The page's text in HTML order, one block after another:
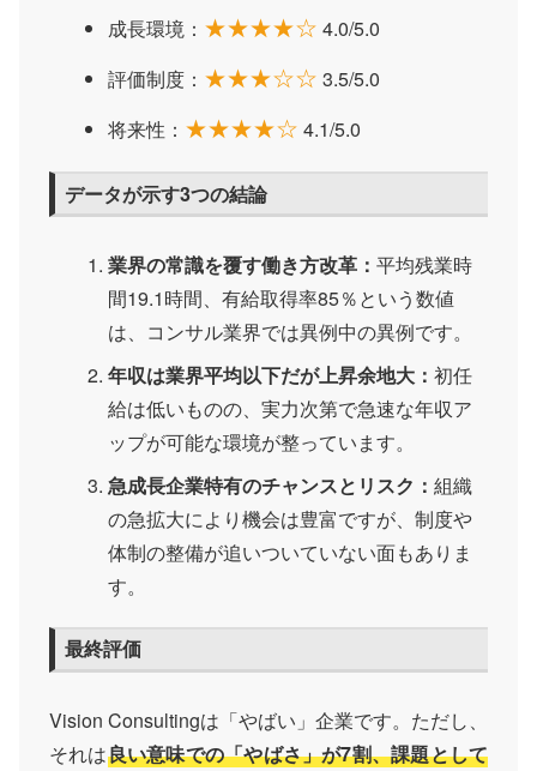
成長環境： ★★★★☆ 4.0/5.0
評価制度： ★★★☆☆ 3.5/5.0
将来性： ★★★★☆ 4.1/5.0
データが示す3つの結論
業界の常識を覆す働き方改革：平均残業時
間19.1時間、有給取得率85％という数値
は、コンサル業界では異例中の異例です。
年収は業界平均以下だが上昇余地大：初任
給は低いものの、実力次第で急速な年収ア
ップが可能な環境が整っています。
急成長企業特有のチャンスとリスク：組織
の急拡大により機会は豊富ですが、制度や
体制の整備が追いついていない面もありま
す。
最終評価
Vision Consultingは「やばい」企業です。ただし、
それは良い意味での「やばさ」が7割、課題として